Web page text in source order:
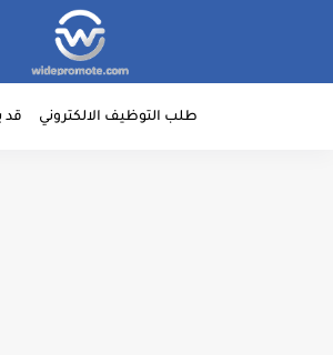
طلب التوظيف الالكتروني قد